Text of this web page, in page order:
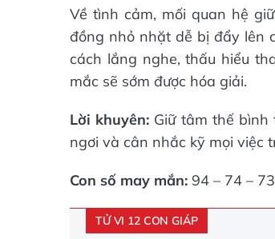
Về tình cảm, mối quan hệ
đồng nhỏ nhặt dễ bị đẩy lên
cách lắng nghe, thấu hiểu
mắc sẽ sớm được hóa giải.
Lời khuyên: Giữ tâm thế
ngơi và cân nhắc kỹ mọi việc
Con số may mắn: 94 – 74 –
TỬ VI 12 CON GIÁP